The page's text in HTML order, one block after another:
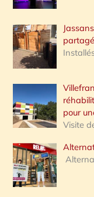
pour
Visite